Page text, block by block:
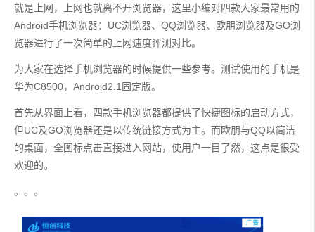
就是上网，上网也就离不开浏览器，这里小编对四款大家最常用的
Android手机浏览器：UC浏览器、QQ浏览器、欧朋浏览器及GO浏
览器进行了一次简单的上网速度评测对比。
为大家在选择手机浏览器的时候提供一些参考。测试使用的手机是
华为C8500，Android2.1固定版。
首先从界面上看，四款手机浏览器都提供了快捷图标的启动方式，
但UC及GO浏览器还是以传统链接方式为主。而欧朋与QQ以简洁
的桌面，全图标点击直接进入网站，使用户一目了然，这点是很受
欢迎的。
。。。